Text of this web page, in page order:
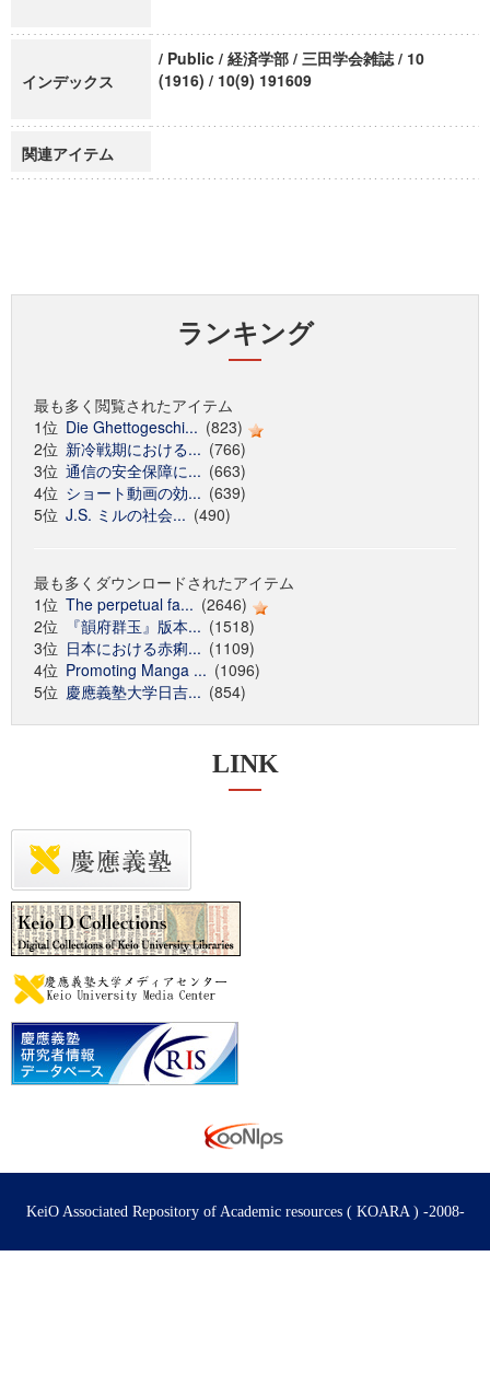
インデックス
/ Public / 経済学部 / 三田学会雑誌 / 10
(1916) / 10(9) 191609
関連アイテム
ランキング
最も多く閲覧されたアイテム
1位 Die Ghettogeschi... (823)
2位 新冷戦期における... (766)
3位 通信の安全保障に... (663)
4位 ショート動画の効... (639)
5位 J.S. ミルの社会... (490)
最も多くダウンロードされたアイテム
1位 The perpetual fa... (2646)
2位
『韻府群玉』版本... (1518)
3位 日本における赤痢... (1109)
4位 Promoting Manga ... (1096)
5位 慶應義塾大学日吉... (854)
LINK
KeiO Associated Repository of Academic resources ( KOARA ) -2008-